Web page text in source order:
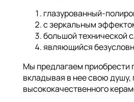
глазурованный-
с зеркальным
большой технической
являющийся
Мы предлагаем приобрести
вкладывая в нее свою
высококачественного